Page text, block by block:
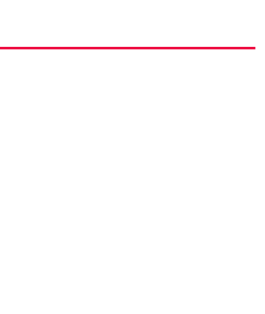
Museo